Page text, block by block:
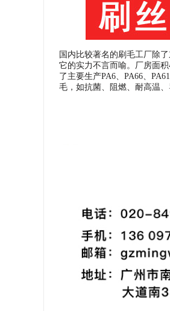
国内比较著名的刷毛工厂除
它的实力不言而喻。厂房面
了主要生产PA6、PA66、
毛，如抗菌、阻燃、耐高温